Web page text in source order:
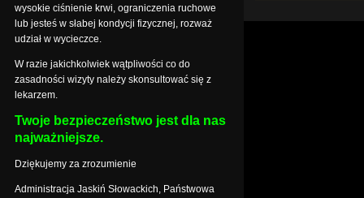
wysokie ciśnienie krwi, ograniczenia ruchowe
lub jesteś w słabej kondycji fizycznej, rozważ
udział w wycieczce.
W razie jakichkolwiek wątpliwości co do
zasadności wizyty należy skonsultować się z
lekarzem.
Twoje bezpieczeństwo jest dla nas
najważniejsze.
Dziękujemy za zrozumienie
Administracja Jaskiń Słowackich, Państwowa